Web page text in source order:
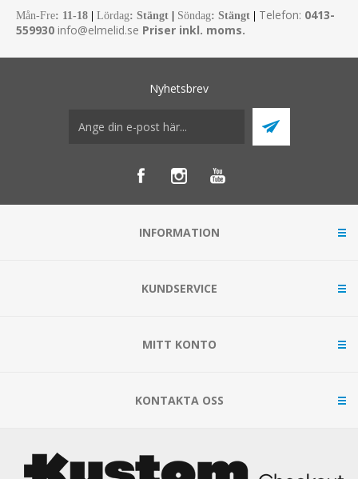
Mån-Fre: 11-18 Lördag: Stängt Söndag: Stängt Telefon: 0413-
559930 info@elmelid.se Priser inkl. moms.
Nyhetsbrev
INFORMATION
KUNDSERVICE
MITT KONTO
KONTAKTA OSS